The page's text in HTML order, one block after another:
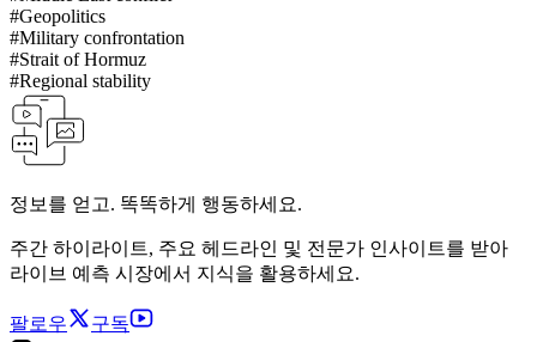
#Geopolitics
#Military confrontation
#Strait of Hormuz
#Regional stability
정보를 얻고. 똑똑하게 행동하세요.
주간 하이라이트, 주요 헤드라인 및 전문가 인사이트를 받아
라이브 예측 시장에서 지식을 활용하세요.
팔로우
구독